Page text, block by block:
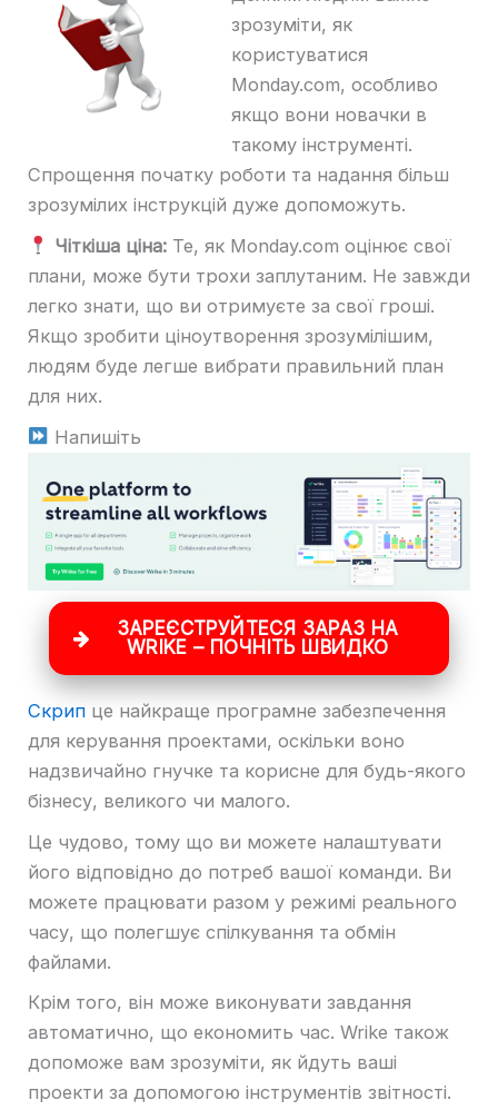
зрозуміти, як
користуватися
Monday.com, особливо
якщо вони новачки в
такому інструменті.
Спрощення початку роботи та надання більш
зрозумілих інструкцій дуже допоможуть.
Чіткіша ціна:Те, як Monday.com оцінює свої
плани, може бути трохи заплутаним. Не завжди
легко знати, що ви отримуєте за свої гроші.
Якщо зробити ціноутворення зрозумілішим,
людям буде легше вибрати правильний план
для них.
Напишіть
ЗАРЕЄСТРУЙТЕСЯ ЗАРАЗ НА
WRIKE – ПОЧНІТЬ ШВИДКО
Скрип це найкраще програмне забезпечення
для керування проектами, оскільки воно
надзвичайно гнучке та корисне для будь-якого
бізнесу, великого чи малого.
Це чудово, тому що ви можете налаштувати
його відповідно до потреб вашої команди. Ви
можете працювати разом у режимі реального
часу, що полегшує спілкування та обмін
файлами.
Крім того, він може виконувати завдання
автоматично, що економить час. Wrike також
допоможе вам зрозуміти, як йдуть ваші
проекти за допомогою інструментів звітності.